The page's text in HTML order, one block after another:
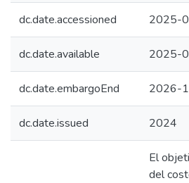
dc.date.accessioned 2025-
dc.date.available 2025-
dc.date.embargoEnd 2026-
dc.date.issued 2024
El
del